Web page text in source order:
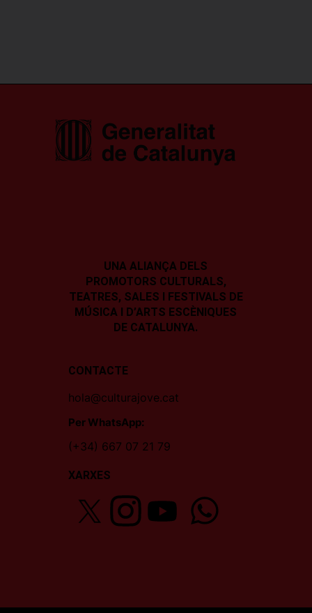
UNA ALIANÇA DELS
PROMOTORS CULTURALS,
TEATRES, SALES I FESTIVALS DE
MÚSICA I D’ARTS ESCÈNIQUES
DE CATALUNYA.
CONTACTE
hola@culturajove.cat
Per WhatsApp:
(+34) 667 07 21 79
XARXES